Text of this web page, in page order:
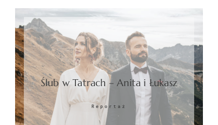
Ślub w Tatrach – Anita i Łukasz
Reportaż